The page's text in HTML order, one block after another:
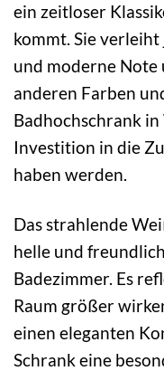
ein zeitloser
kommt. Sie
und moderne Note
anderen Farben
Badhochschrank
Investition in die
haben werden.
Das strahlende
helle und
Badezimmer. Es
Raum größer
einen eleganten
Schrank eine